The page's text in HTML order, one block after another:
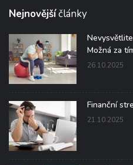
Nejnovějšíčlánky
Možná za
26.10.2025
Finanční
21.10.2025